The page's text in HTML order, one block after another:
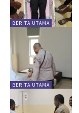
BERITA UTAMA
BERITA UTAMA